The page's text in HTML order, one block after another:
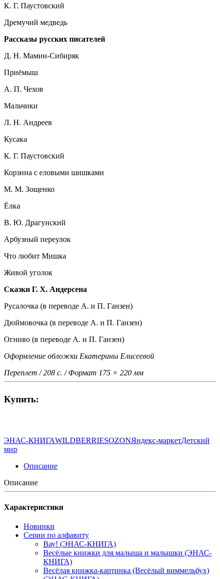
К. Г. Паустовский
Дремучий медведь
Рассказы русских писателей
Д. Н. Мамин-Сибиряк
Приёмыш
А. П. Чехов
Мальчики
Л. Н. Андреев
Кусака
К. Г. Паустовский
Корзина с еловыми шишками
М. М. Зощенко
Ёлка
В. Ю. Драгунский
Арбузный переулок
Что любит Мишка
Живой уголок
Сказки Г. Х. Андерсена
Русалочка (в переводе А. и П. Ганзен)
Дюймовочка (в переводе А. и П. Ганзен)
Огниво (в переводе А. и П. Ганзен)
Оформление обложки Екатерины Елисеевой
Переплет / 208 с. / Формат 175 × 220 мм
Купить:
ЭНАС-КНИГАWILDBERRIESOZONЯндекс-маркетДетский
мир
Описание
Описание
Характеристики
Новинки
Серии по алфавиту
Вау! (ЭНАС-КНИГА)
Весёлые книжки для малыша и малышки (ЭНАС-
КНИГА)
Весёлая книжка-картинка (Весёлый виммельбух)